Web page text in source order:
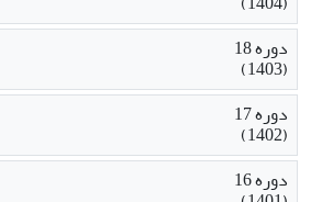
دوره 18
(1403)
دوره 17
(1402)
دوره 16